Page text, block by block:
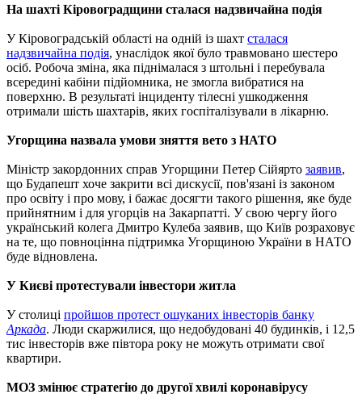
На шахті Кіровоградщини сталася надзвичайна подія
У Кіровоградській області на одній із шахт сталася
надзвичайна подія, унаслідок якої було травмовано шестеро
осіб. Робоча зміна, яка піднімалася з штольні і перебувала
всередині кабіни підйомника, не змогла вибратися на
поверхню. В результаті інциденту тілесні ушкодження
отримали шість шахтарів, яких госпіталізували в лікарню.
Угорщина назвала умови зняття вето з НАТО
Міністр закордонних справ Угорщини Петер Сійярто заявив,
що Будапешт хоче закрити всі дискусії, пов'язані із законом
про освіту і про мову, і бажає досягти такого рішення, яке буде
прийнятним і для угорців на Закарпатті. У свою чергу його
український колега Дмитро Кулеба заявив, що Київ розраховує
на те, що повноцінна підтримка Угорщиною України в НАТО
буде відновлена.
У Києві протестували інвестори житла
У столиці пройшов протест ошуканих інвесторів банку
Аркада. Люди скаржилися, що недобудовані 40 будинків, і 12,5
тис інвесторів вже півтора року не можуть отримати свої
квартири.
МОЗ змінює стратегію до другої хвилі коронавірусу